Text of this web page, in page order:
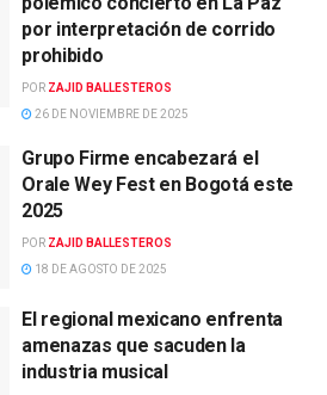
por interpretación de corrido
prohibido
POR ZAJID BALLESTEROS
26 DE NOVIEMBRE DE 2025
Grupo Firme encabezará el
Orale Wey Fest en Bogotá este
2025
POR ZAJID BALLESTEROS
18 DE AGOSTO DE 2025
El regional mexicano enfrenta
amenazas que sacuden la
industria musical